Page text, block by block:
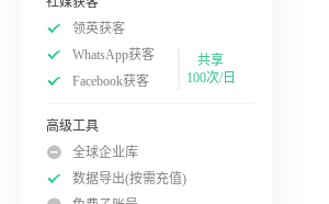
领英获客
WhatsApp获客
Facebook获客
共享
100次/日
高级工具
全球企业库
数据导出(按需充值)